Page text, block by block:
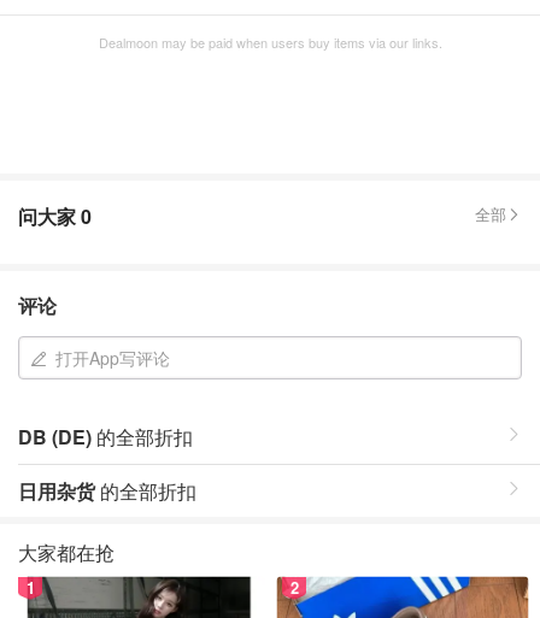
Dealmoon may be paid when users buy items via our links.
问大家0 全部
评论
打开App写评论
DB (DE) 的全部折扣
日用杂货的全部折扣
大家都在抢
1 2